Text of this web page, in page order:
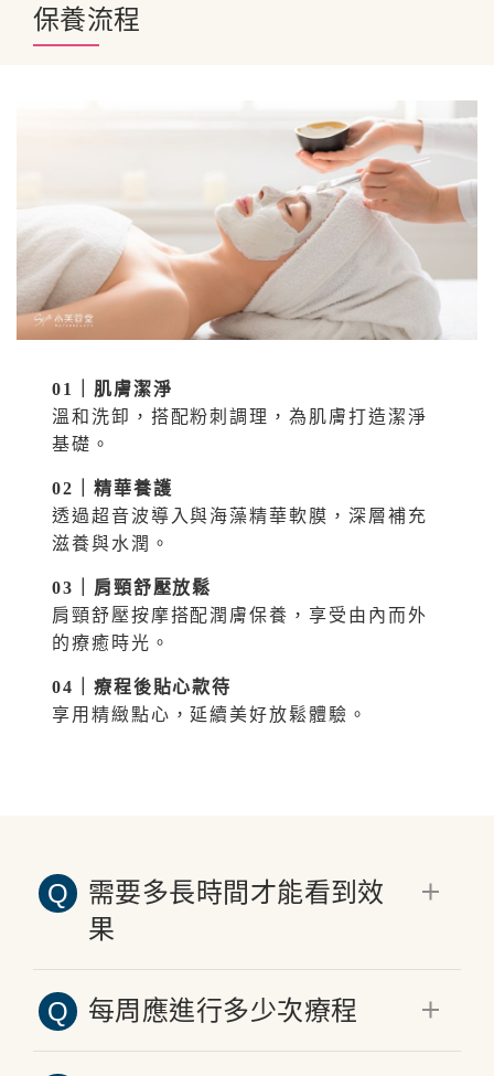
保養流程
01｜肌膚潔淨
溫和洗卸，搭配粉刺調理，為肌膚打造潔淨
基礎。
02｜精華養護
透過超音波導入與海藻精華軟膜，深層補充
滋養與水潤。
03｜肩頸舒壓放鬆
肩頸舒壓按摩搭配潤膚保養，享受由內而外
的療癒時光。
04｜療程後貼心款待
享用精緻點心，延續美好放鬆體驗。
Q
需要多長時間才能看到效
果
膚的清爽和光滑度，持續的效果通常
Q 每周應進行多少次療程